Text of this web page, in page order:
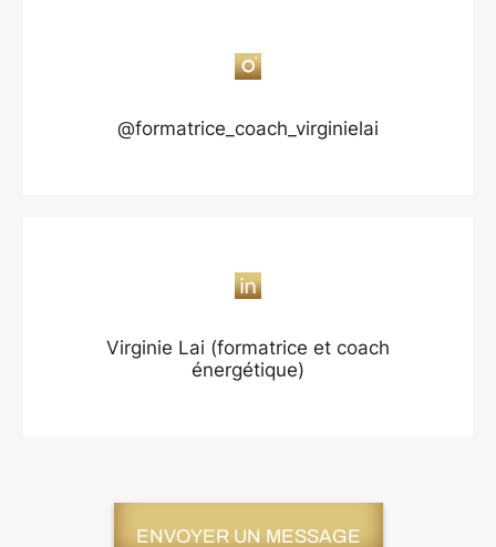
@formatrice_coach_virginielai
Virginie Lai (formatrice et coach
énergétique)
ENVOYER UN MESSAGE